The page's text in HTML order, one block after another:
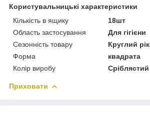
Користувальницькі характеристики
Кількість в ящику
18шт
Область застосування
Для гігієни
Сезонність товару
Круглий рік
Форма
квадрата
Колір виробу
Сріблястий
Приховати